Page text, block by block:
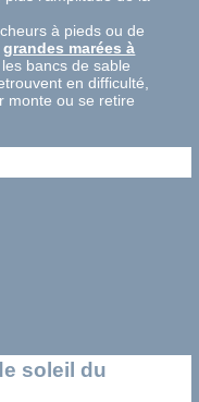
à pieds ou de
grandes marées à
bancs de sable
en difficulté,
monte ou se retire
soleil du